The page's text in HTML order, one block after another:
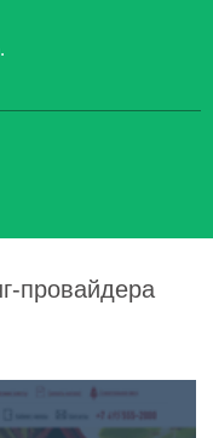
провайдера